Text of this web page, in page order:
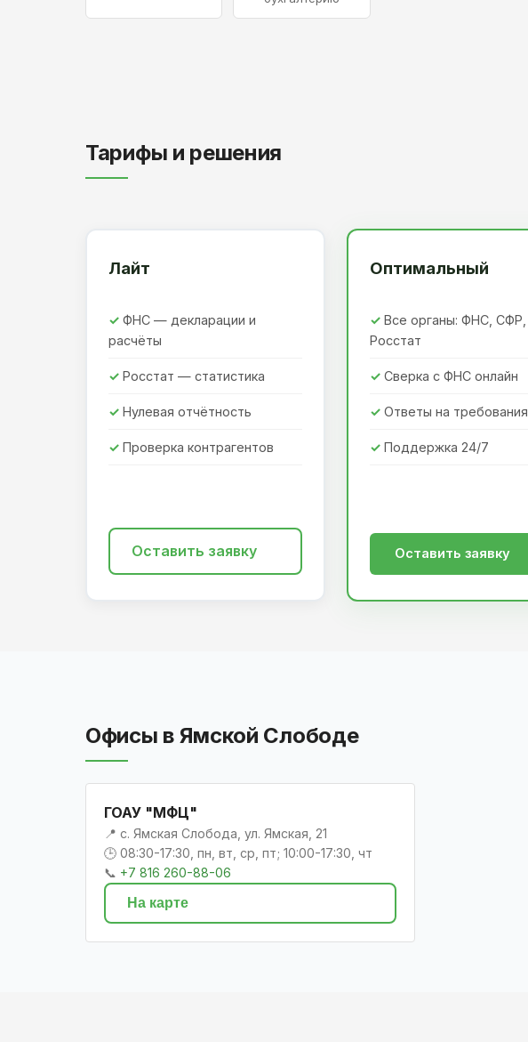
Тарифы и решения
Лайт
ФНС — декларации и
расчёты
Росстат — статистика
Нулевая отчётность
Проверка контрагентов
Оставить заявку
Оптимальный
Все органы: ФНС, СФР,
Росстат
Сверка с ФНС онлайн
Ответы на требования
Поддержка 24/7
Оставить заявку
Офисы в Ямской Слободе
ГОАУ "МФЦ"
📍 с. Ямская Слобода, ул. Ямская, 21
🕒 08:30-17:30, пн, вт, ср, пт; 10:00-17:30, чт
📞 +7 816 260-88-06
На карте